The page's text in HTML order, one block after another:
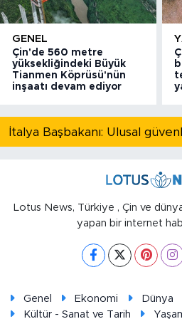
GENEL
Çin'de 560 metre
yüksekliğindeki Büyük
Tianmen Köprüsü'nün
inşaatı devam ediyor
Lotus News, Türkiye , Çin ve
yapan bir internet
Genel Ekonomi Dünya
Kültür - Sanat ve Tarih